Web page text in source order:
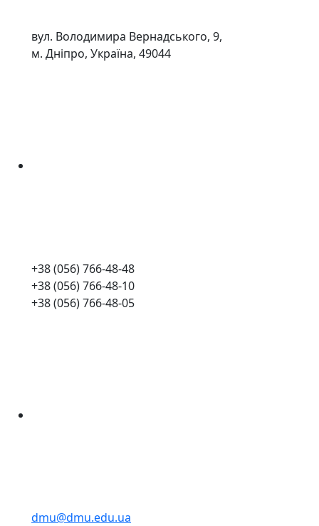
вул. Володимира Вернадського, 9,
м. Дніпро, Україна, 49044
+38 (056) 766-48-48
+38 (056) 766-48-10
+38 (056) 766-48-05
dmu@dmu.edu.ua